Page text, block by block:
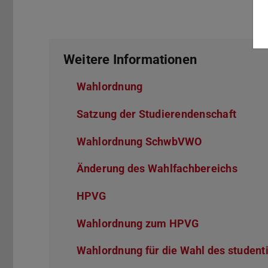
Weitere Informationen
Wahlordnung
Satzung der Studierendenschaft
Wahlordnung SchwbVWO
Änderung des Wahlfachbereichs
HPVG
Wahlordnung zum HPVG
Wahlordnung für die Wahl des